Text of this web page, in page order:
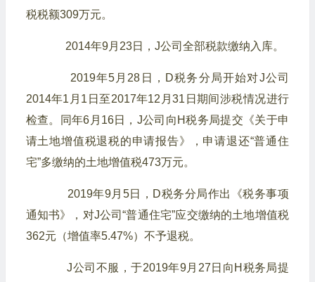
税税额309万元。
2014年9月23日，J公司全部税款缴纳入库。
2019年5月28日，D税务分局开始对J公司
2014年1月1日至2017年12月31日期间涉税情况进行
检查。同年6月16日，J公司向H税务局提交《关于申
请土地增值税退税的申请报告》，申请退还“普通住
宅”多缴纳的土地增值税473万元。
2019年9月5日，D税务分局作出《税务事项
通知书》，对J公司“普通住宅”应交缴纳的土地增值税
362元（增值率5.47%）不予退税。
J公司不服，于2019年9月27日向H税务局提